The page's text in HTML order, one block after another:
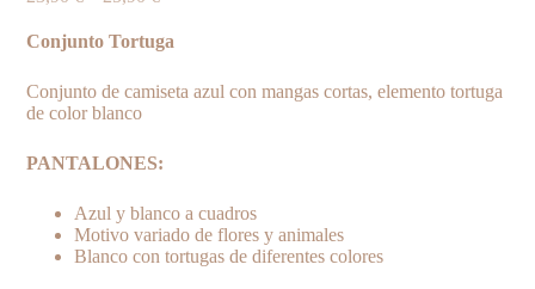
Conjunto Tortuga
Conjunto de camiseta azul con mangas cortas, elemento tortuga
de color blanco
PANTALONES:
Azul y blanco a cuadros
Motivo variado de flores y animales
Blanco con tortugas de diferentes colores